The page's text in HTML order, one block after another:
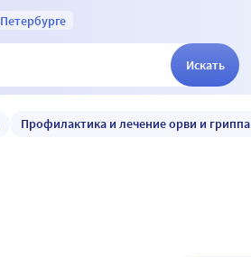
Искать
Профилактика и лечение орви и гриппа